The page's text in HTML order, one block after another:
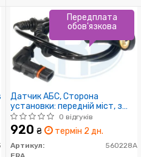
Датчик АБС, Сторона
установки: передній міст, з
обох боків
0 відгуків
920 ₴ термін 2 дн.
Артикул:
560228A
Передплата
обов'язкова